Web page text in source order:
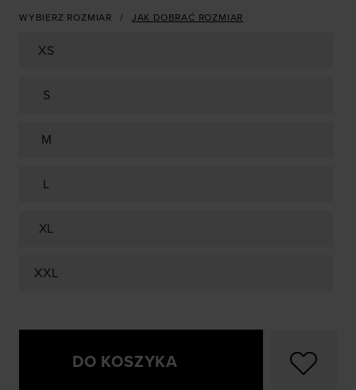
WYBIERZ ROZMIAR JAK DOBRAĆ ROZMIAR
XS
S
M
L
XL
XXL
DO KOSZYKA